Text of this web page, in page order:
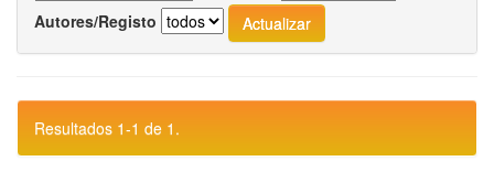
Autores/Registo
Resultados 1-1 de 1.